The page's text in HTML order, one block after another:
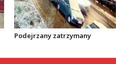
Podejrzany zatrzymany